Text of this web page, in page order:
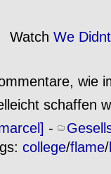
Watch We
wie
schaffen
-
college/flame/